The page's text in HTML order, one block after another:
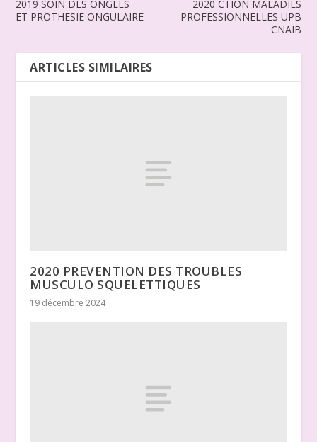
2019 SOIN DES ONGLES
ET PROTHESIE ONGULAIRE
2020 CTION MALADIES
PROFESSIONNELLES UPB
CNAIB
ARTICLES SIMILAIRES
2020 PREVENTION DES TROUBLES
MUSCULO SQUELETTIQUES
19 décembre 2024